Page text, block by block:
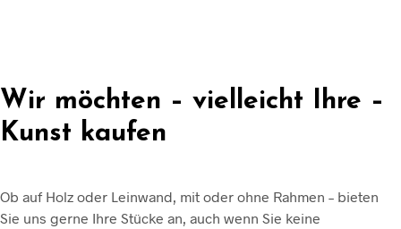
Wir möchten – vielleicht Ihre –
Kunst kaufen
Ob auf Holz oder Leinwand, mit oder ohne Rahmen – bieten
Sie uns gerne Ihre Stücke an, auch wenn Sie keine